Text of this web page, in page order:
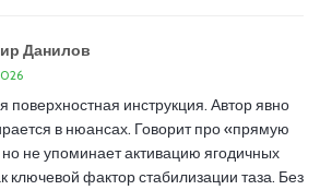
Данилов
поверхностная инструкция. Автор явно
в нюансах. Говорит про «прямую
не упоминает активацию ягодичных
ключевой фактор стабилизации таза. Без